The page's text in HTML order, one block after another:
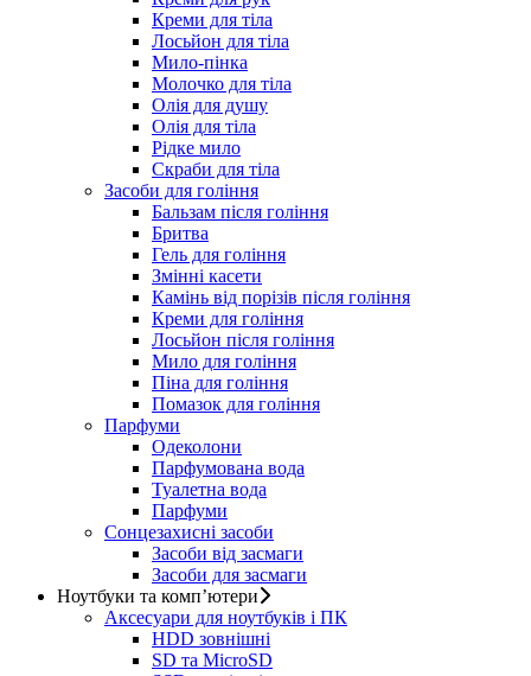
Креми для тіла
Лосьйон для тіла
Мило-пінка
Молочко для тіла
Олія для душу
Олія для тіла
Рідке мило
Скраби для тіла
Засоби для гоління
Бальзам після гоління
Бритва
Гель для гоління
Змінні касети
Камінь від порізів після гоління
Креми для гоління
Лосьйон після гоління
Мило для гоління
Піна для гоління
Помазок для гоління
Парфуми
Одеколони
Парфумована вода
Туалетна вода
Парфуми
Сонцезахисні засоби
Засоби від засмаги
Засоби для засмаги
Ноутбуки та комп’ютери
Аксесуари для ноутбуків і ПК
HDD зовнішні
SD та MicroSD